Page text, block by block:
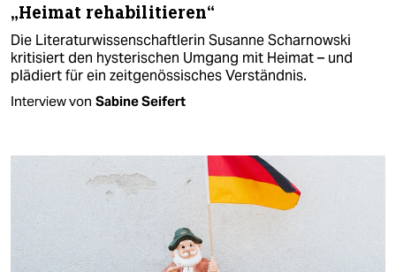
„Heimat rehabilitieren“
Die Literaturwissenschaftlerin Susanne Scharnowski
kritisiert den hysterischen Umgang mit Heimat – und
plädiert für ein zeitgenössisches Verständnis.
Interview von Sabine Seifert